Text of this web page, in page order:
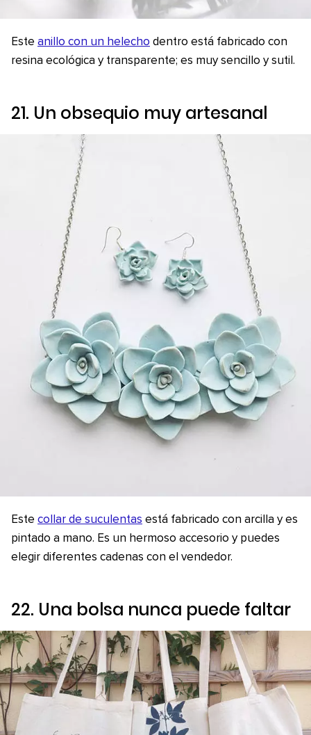
Este anillo con un helecho dentro está fabricado con
resina ecológica y transparente; es muy sencillo y sutil.
21. Un obsequio muy artesanal
Este collar de suculentas está fabricado con arcilla y es
pintado a mano. Es un hermoso accesorio y puedes
elegir diferentes cadenas con el vendedor.
22. Una bolsa nunca puede faltar